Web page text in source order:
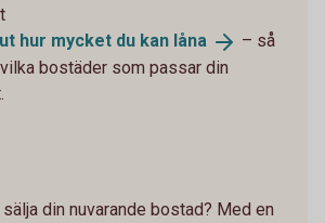
hur mycket du kan låna
– så
bostäder som passar din
sälja din nuvarande bostad? Med en